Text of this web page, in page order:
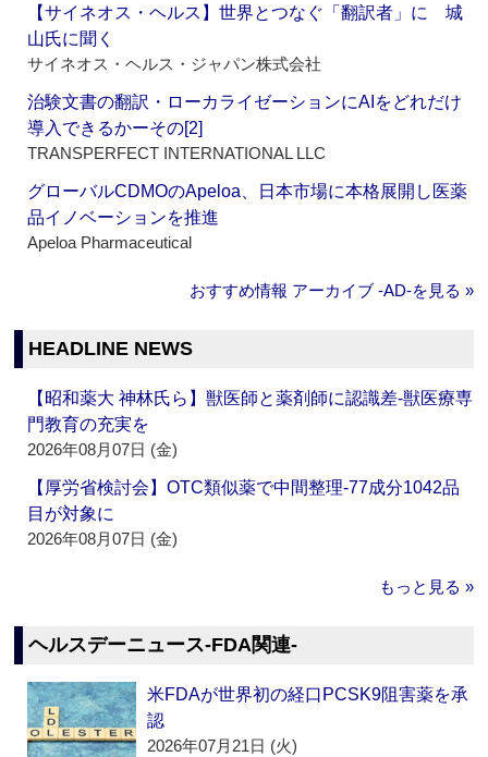
【サイネオス・ヘルス】世界とつなぐ「翻訳者」に 城
山氏に聞く
サイネオス・ヘルス・ジャパン株式会社
治験文書の翻訳・ローカライゼーションにAIをどれだけ
導入できるかーその[2]
TRANSPERFECT INTERNATIONAL LLC
グローバルCDMOのApeloa、日本市場に本格展開し医薬
品イノベーションを推進
Apeloa Pharmaceutical
おすすめ情報 アーカイブ ‐AD‐を見る »
HEADLINE NEWS
【昭和薬大 神林氏ら】獣医師と薬剤師に認識差‐獣医療専
門教育の充実を
2026年08月07日 (金)
【厚労省検討会】OTC類似薬で中間整理‐77成分1042品
目が対象に
2026年08月07日 (金)
もっと見る »
ヘルスデーニュース‐FDA関連‐
米FDAが世界初の経口PCSK9阻害薬を承
認
2026年07月21日 (火)